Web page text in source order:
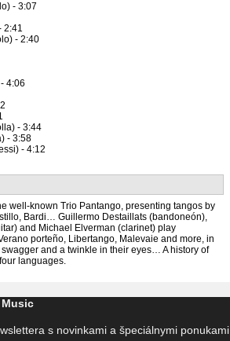
- 3:07
2:41
- 2:40
4:06
- 3:44
- 3:58
- 4:12
well-known Trio Pantango, presenting tangos by
Bardi… Guillermo Destaillats (bandoneón),
and Michael Elverman (clarinet) play
porteño, Libertango, Malevaie and more, in
and a twinkle in their eyes… A history of
languages.
Music
s novinkami a špeciálnymi ponukami